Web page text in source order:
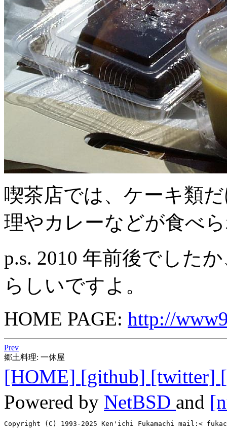
喫茶店では、ケーキ類
理やカレーなどが食べ
p.s. 2010 年前後でした
らしいですよ。
HOME PAGE: http://
Prev
郷土料理: 一休屋
[HOME] [github] [twitter]
Powered by NetBSD and